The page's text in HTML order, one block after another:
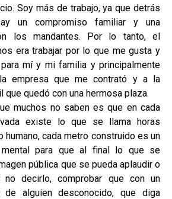
Soy más de trabajo, ya que detrás
un compromiso familiar y una
los mandantes. Por lo tanto, el
era trabajar por lo que me gusta y
mí y mi familia y principalmente
empresa que me contrató y a la
que quedó con una hermosa plaza.
muchos no saben es que en cada
existe lo que se llama horas
cada metro construido es un
para que al final lo que se
pública que se pueda aplaudir o
decirlo, comprobar que con un
de alguien desconocido, que diga